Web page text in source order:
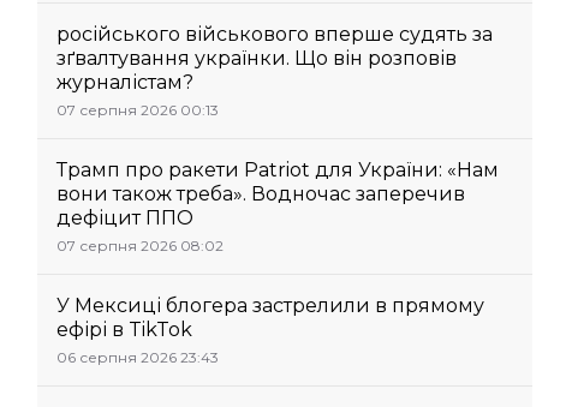
російського військового вперше судять за
зґвалтування українки. Що він розповів
журналістам?
07 серпня 2026 00:13
Трамп про ракети Patriot для України: «Нам
вони також треба». Водночас заперечив
дефіцит ППО
07 серпня 2026 08:02
У Мексиці блогера застрелили в прямому
ефірі в TikTok
06 серпня 2026 23:43